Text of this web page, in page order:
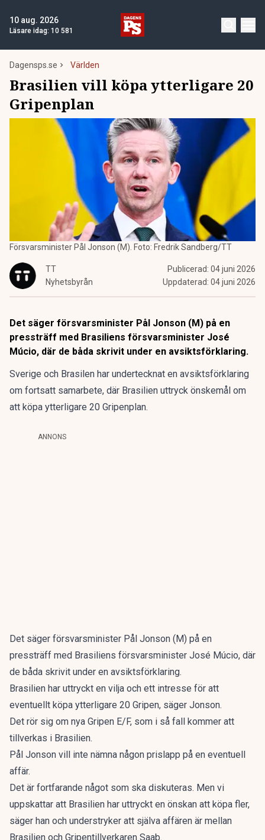
10 aug. 2026
Läsare idag: 10 581
Dagensps.se Världen
Brasilien vill köpa ytterligare 20
Gripenplan
Försvarsminister Pål Jonson (M). Foto: Fredrik Sandberg/TT
TT
Nyhetsbyrån
Publicerad: 04 juni 2026
Uppdaterad: 04 juni 2026
Det säger försvarsminister Pål Jonson (M) på en
pressträff med Brasiliens försvarsminister José
Múcio, där de båda skrivit under en avsiktsförklaring.
Sverige och Brasilen har undertecknat en avsiktsförklaring
om fortsatt samarbete, där Brasilien uttryck önskemål om
att köpa ytterligare 20 Gripenplan.
ANNONS
Det säger försvarsminister Pål Jonson (M) på en
pressträff med Brasiliens försvarsminister José Múcio, där
de båda skrivit under en avsiktsförklaring.
Brasilien har uttryckt en vilja och ett intresse för att
eventuellt köpa ytterligare 20 Gripen, säger Jonson.
Det rör sig om nya Gripen E/F, som i så fall kommer att
tillverkas i Brasilien.
Pål Jonson vill inte nämna någon prislapp på en eventuell
affär.
Det är fortfarande något som ska diskuteras. Men vi
uppskattar att Brasilien har uttryckt en önskan att köpa fler,
säger han och understryker att själva affären är mellan
Brasilien och Gripentillverkaren Saab.